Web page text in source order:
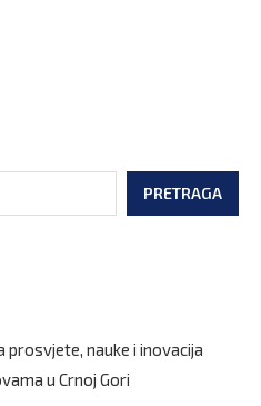
PRETRAGA
nauke i inovacija
u Crnoj Gori